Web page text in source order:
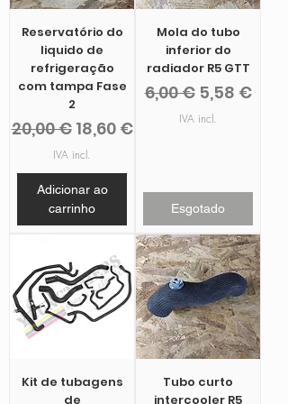
Reservatório do
liquido de
refrigeração
com tampa Fase
2
Preço normal
20,00 € Preço promocional
18,60 €
IVA incl.
Adicionar ao
carrinho
Mola do tubo
inferior do
radiador R5 GTT
Preço normal
6,00 € Preço
5,58 €
IVA incl.
Esgotado
Kit de tubagens
de
Tubo curto
intercooler R5